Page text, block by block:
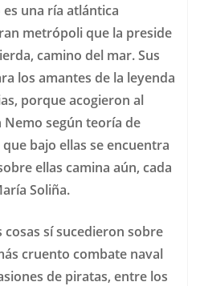
una ría atlántica
metrópoli que la preside
camino del mar. Sus
los amantes de la leyenda
porque acogieron al
según teoría de
bajo ellas se encuentra
ellas camina aún, cada
Soliña.
cosas sí sucedieron sobre
cruento combate naval
de piratas, entre los